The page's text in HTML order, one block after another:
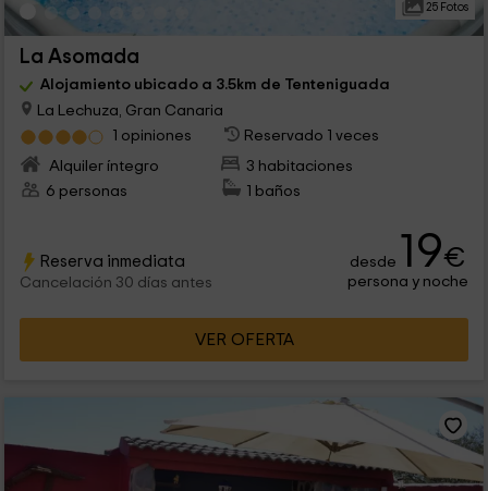
25 Fotos
La Asomada
Alojamiento ubicado a 3.5km de Tenteniguada
La Lechuza, Gran Canaria
1 opiniones
Reservado 1 veces
Alquiler íntegro
3 habitaciones
6 personas
1 baños
Reserva inmediata
Cancelación 30 días antes
desde 19€
persona y noche
VER OFERTA